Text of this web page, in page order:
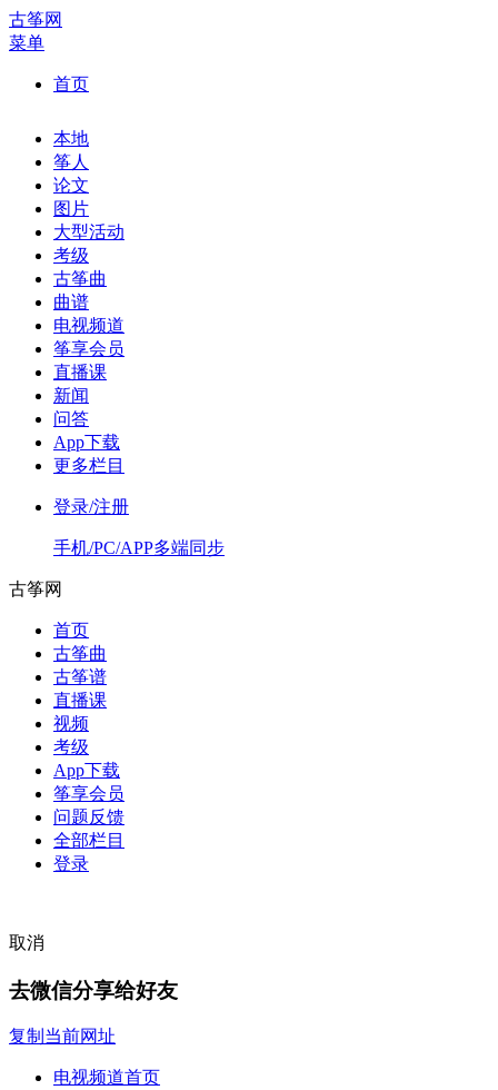
古筝网
菜单
首页
本地
筝人
论文
图片
大型活动
考级
古筝曲
曲谱
电视频道
筝享会员
直播课
新闻
问答
App下载
更多栏目
登录/注册
手机/PC/APP多端同步
古筝网
首页
古筝曲
古筝谱
直播课
视频
考级
App下载
筝享会员
问题反馈
全部栏目
登录
取消
去微信分享给好友
复制当前网址
电视频道首页